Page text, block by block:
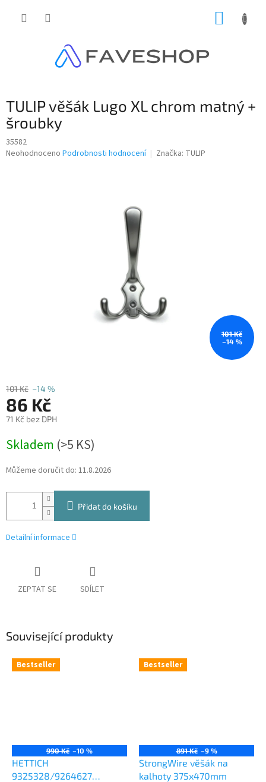
TULIP věšák Lugo XL chrom matný +
šroubky
35582
Průměrné
Neohodnoceno Podrobnosti hodnocení Značka: TULIP
101 Kč
–14 %
101 Kč –14 %
86 Kč
71 Kč bez DPH
cena:
Skladem (>5 KS)
Můžeme doručit do: 11.8.2026
Přidat do košíku
Detailní informace
ZEPTAT SE SDÍLET
Související produkty
Bestseller
990 Kč –10 %
HETTICH
9325328/9264627
Bestseller
891 Kč –9 %
StrongWire věšák na
kalhoty 375x470mm